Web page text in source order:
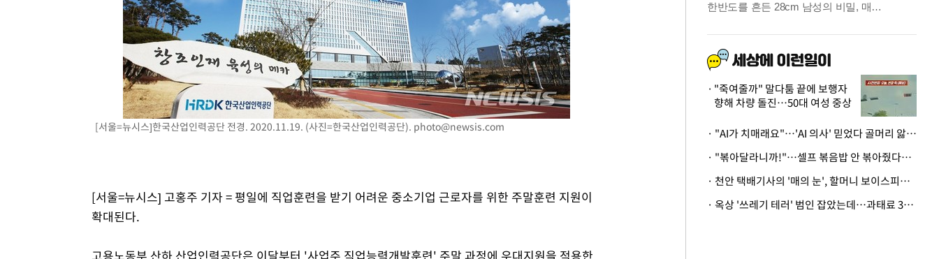
낮 최고 37도 찜통더위…곳곳 소나기·강원 많은 비[내일날씨]
SK하이닉스, 용인·청주 팹에 54조 투자…"AI 메모리 수요 선제 대
여자배구 이재영·이다영 자매, 아제르바이잔 투란VC 입단
외국인 심판 성 접대 7경기 들여다보니…한국 축구 '5승 2무'
[속보]코스닥, 2.86포인트(0.36%) 내린 798.81마감
[속보]코스피, 6200선 약보합…0.60% 내린 6258.77에 마쳐
[속보]원·달러 환율, 7.7원 내린 1416.1원 마감
외신들도 주목한 韓축구 파문…"국민적 공분에 수사 재개"
11시간 압수수색에 성접대 파문까지…'쑥대밭' 된 축구협회
[속보]규제합리화위원회 부위원장에 김태유 서울대 공대 교수…이병
[서울=뉴시스]한국산업인력공단 전경. 2020.11.19. (사진=한국산업인력공단). photo@newsis.com
[서울=뉴시스] 고홍주 기자 = 평일에 직업훈련을 받기 어려운 중소기업 근로자를 위한 주말훈련 지원이
확대된다.
고용노동부 산하 산업인력공단은 이달부터 '사업주 직업능력개발훈련' 주말 과정에 우대지원을 적용한
"죽여줄까" 말다툼 끝에 보행자
향해 차량 돌진…50대 여성 중상
· "AI가 치매래요"…'AI 의사' 믿었다 골머리 앓는 美 의료계 '경고'
· "볶아달라니까!"…셀프 볶음밥 안 볶아줬다고 사장 폭행한 손님
· 천안 택배기사의 '매의 눈', 할머니 보이스피싱 피해 막아
· 옥상 '쓰레기 테러' 범인 잡았는데…과태료 3만원 처분에 숙박업주 허탈